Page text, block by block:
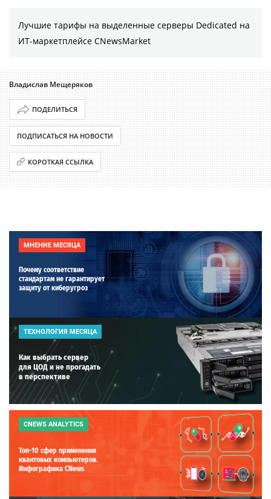
Лучшие тарифы на выделенные серверы Dedicated на
ИТ-маркетплейсе CNewsMarket
Владислав Мещеряков
ПОДЕЛИТЬСЯ
ПОДПИСАТЬСЯ НА НОВОСТИ
КОРОТКАЯ ССЫЛКА
МНЕНИЕ МЕСЯЦА
Почему соответствие
стандартам не гарантирует
защиту от киберугроз
ТЕХНОЛОГИЯ МЕСЯЦА
Как выбрать сервер
для ЦОД и не прогадать
в перспективе
CNEWS ANALYTICS
Топ-10 сфер применения
квантовых компьютеров.
Инфографика CNews